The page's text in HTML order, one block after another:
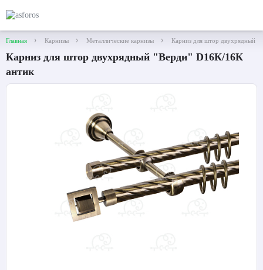
Главная Карнизы Металлические карнизы Карниз для штор двухрядный
Карниз для штор двухрядный "Верди" D16К/16К
антик